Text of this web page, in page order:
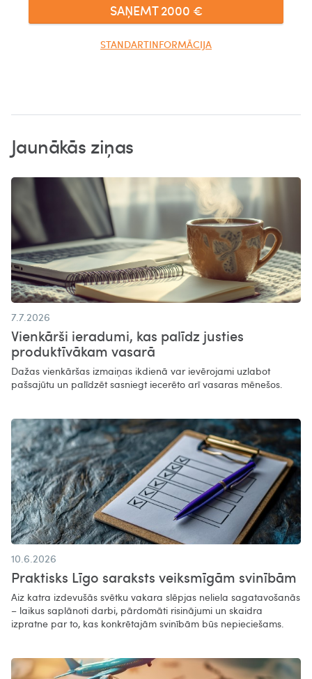
SAŅEMT2000 €
STANDARTINFORMĀCIJA
Jaunākās ziņas
7.7.2026
Vienkārši ieradumi, kas palīdz justies
produktīvākam vasarā​
Dažas vienkāršas izmaiņas ikdienā var ievērojami uzlabot
pašsajūtu un palīdzēt sasniegt iecerēto arī vasaras mēnešos.
10.6.2026
Praktisks Līgo saraksts veiksmīgām svinībām
Aiz katra izdevušās svētku vakara slēpjas neliela sagatavošanās
– laikus saplānoti darbi, pārdomāti risinājumi un skaidra
izpratne par to, kas konkrētajām svinībām būs nepieciešams.